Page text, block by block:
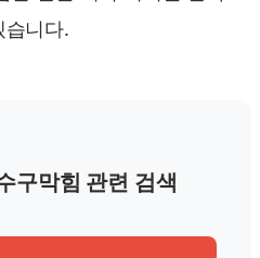
습니다.
구막힘 관련 검색